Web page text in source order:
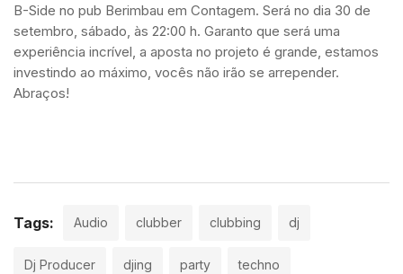
B-Side no pub Berimbau em Contagem. Será no dia 30 de
setembro, sábado, às 22:00 h. Garanto que será uma
experiência incrível, a aposta no projeto é grande, estamos
investindo ao máximo, vocês não irão se arrepender.
Abraços!
Tags: Audio clubber clubbing dj
Dj Producer djing party techno